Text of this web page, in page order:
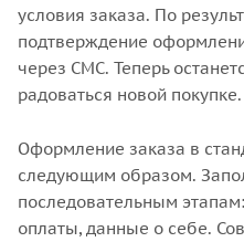
условия заказа. По
подтверждение
через СМС. Теперь
радоваться новой покупке.
Оформление заказа в
следующим образом.
последовательным
оплаты, данные о себе.